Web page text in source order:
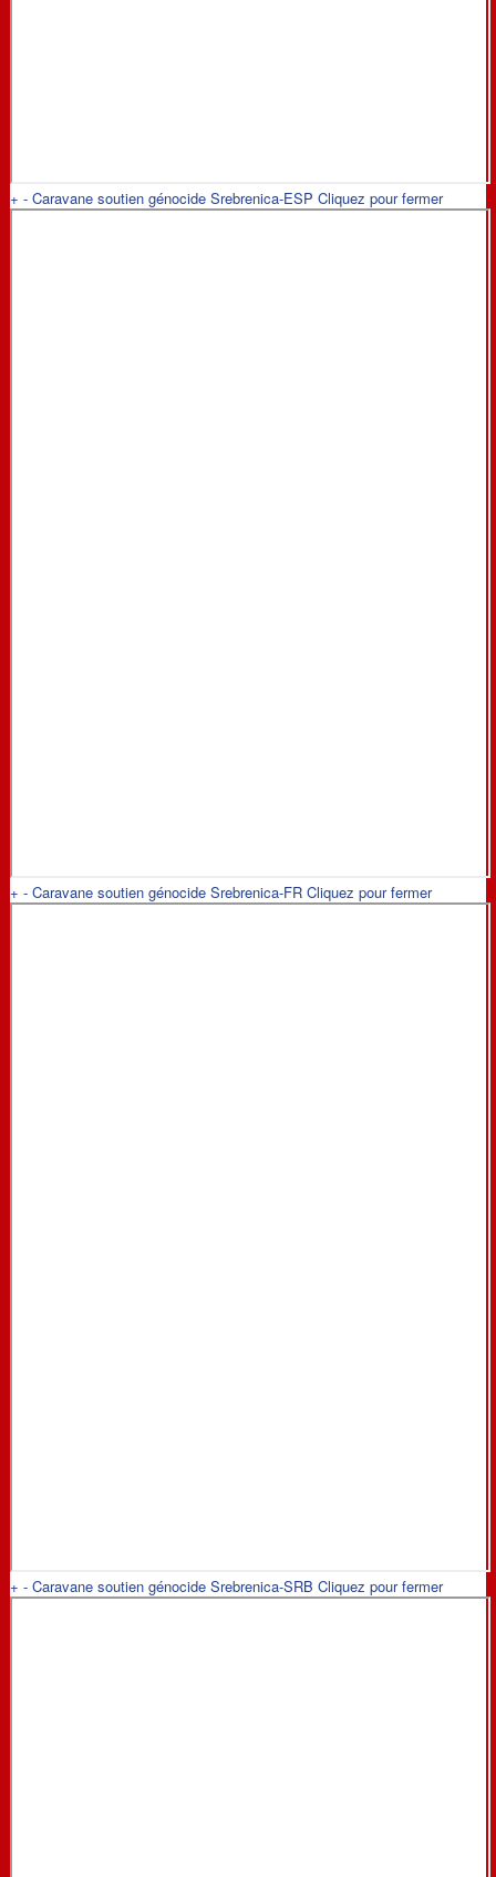
+ - Caravane soutien génocide Srebrenica-ESP Cliquez pour fermer
+ - Caravane soutien génocide Srebrenica-FR Cliquez pour fermer
+ - Caravane soutien génocide Srebrenica-SRB Cliquez pour fermer